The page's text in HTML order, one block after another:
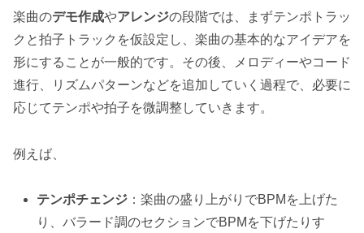
楽曲のデモ作成やアレンジの段階では、まずテンポトラッ
クと拍子トラックを仮設定し、楽曲の基本的なアイデアを
形にすることが一般的です。その後、メロディーやコード
進行、リズムパターンなどを追加していく過程で、必要に
応じてテンポや拍子を微調整していきます。
例えば、
テンポチェンジ ：楽曲の盛り上がりでBPMを上げた
り、バラード調のセクションでBPMを下げたりす